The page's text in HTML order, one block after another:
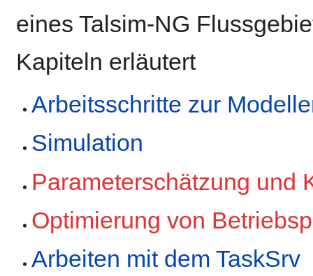
eines Talsim-NG
Kapiteln erläutert
Arbeitsschritte zur
Simulation
Parameterschätzung und
Optimierung von
Arbeiten mit dem TaskSrv